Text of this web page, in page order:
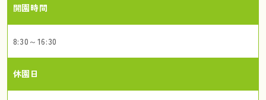
開園時間
8:30～16:30
休園日